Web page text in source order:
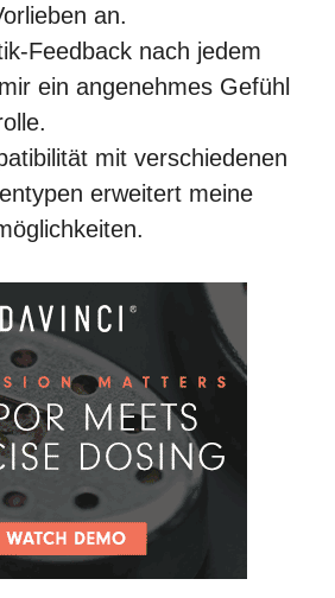
an.
Feedback nach jedem
ein angenehmes Gefühl
mit verschiedenen
erweitert meine